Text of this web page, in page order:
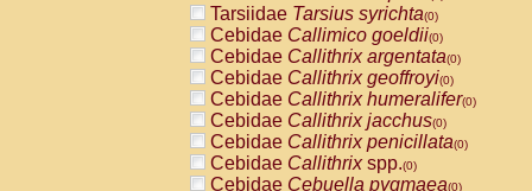
PitheciidaeCallicebus donacophilus
PitheciidaeCallicebus moloch
PitheciidaeCallicebus torquatus
PitheciidaeCallicebusspp.(0)
PitheciidaeChiropotes satanas(0)
PitheciidaePithecia monachus
PitheciidaePithecia pithecia(0)
CercopithecidaeCercocebus agilis
CercopithecidaeCercocebus
Tarsiidae Tarsius syrichta(0)
Cebidae Callimico goeldii(0)
Cebidae Callithrix argentata(0)
Cebidae Callithrix geoffroyi(0)
Cebidae Callithrix humeralifer(0)
Cebidae Callithrix jacchus(0)
Cebidae Callithrix penicillata(0)
Cebidae Callithrixspp.(0)
Cebidae Cebuella pygmaea(0)